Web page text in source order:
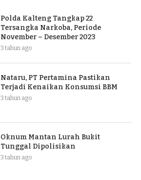
Polda Kalteng Tangkap 22
Tersangka Narkoba, Periode
November – Desember 2023
3 tahun ago
Nataru, PT Pertamina Pastikan
Terjadi Kenaikan Konsumsi BBM
3 tahun ago
Oknum Mantan Lurah Bukit
Tunggal Dipolisikan
3 tahun ago